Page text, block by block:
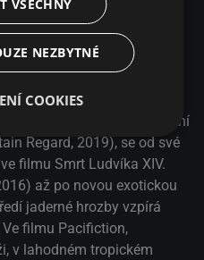
sociální vrstvou svých
byla spatřena ponorka,
předznamenávat
testů.
snímku Liberté (Zvláštní
Regard, 2019), se od své
filmu Smrt Ludvíka XIV.
až po novou exotickou
jaderné hrozby vzpírá
filmu Pacifiction,
v lahodném tropickém
VŠECHNY
NEZBYTNÉ
COOKIES